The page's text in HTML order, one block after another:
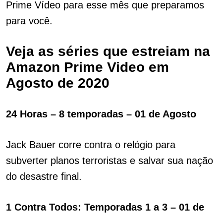
Prime Vídeo para esse mês que preparamos
para você.
Veja as séries que estreiam na
Amazon Prime Video em
Agosto de 2020
24 Horas – 8 temporadas – 01 de Agosto
Jack Bauer corre contra o relógio para
subverter planos terroristas e salvar sua nação
do desastre final.
1 Contra Todos: Temporadas 1 a 3 – 01 de